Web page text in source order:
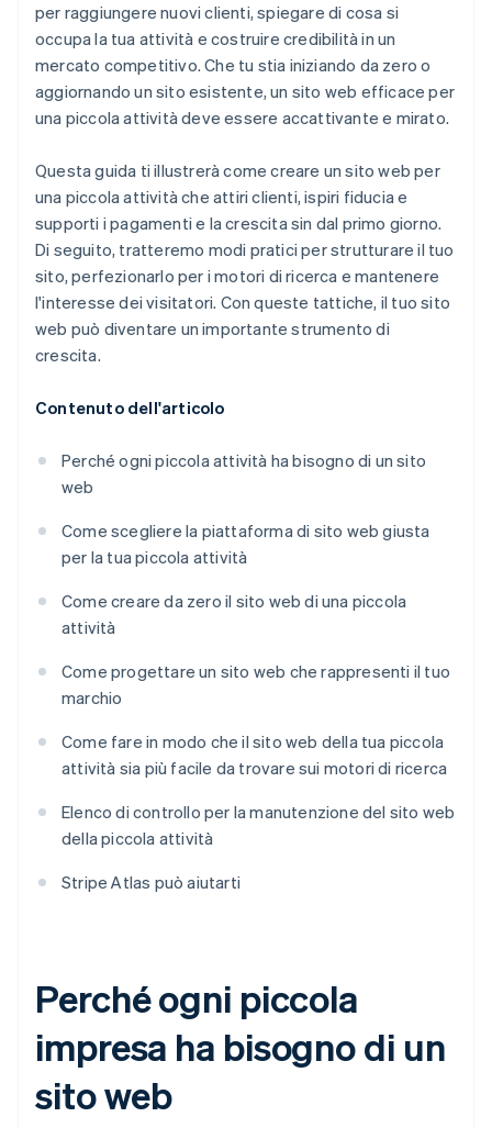
per raggiungere nuovi clienti, spiegare di cosa si
occupa la tua attività e costruire credibilità in un
mercato competitivo. Che tu stia iniziando da zero o
aggiornando un sito esistente, un sito web efficace per
una piccola attività deve essere accattivante e mirato.
Questa guida ti illustrerà come creare un sito web per
una piccola attività che attiri clienti, ispiri fiducia e
supporti i pagamenti e la crescita sin dal primo giorno.
Di seguito, tratteremo modi pratici per strutturare il tuo
sito, perfezionarlo per i motori di ricerca e mantenere
l'interesse dei visitatori. Con queste tattiche, il tuo sito
web può diventare un importante strumento di
crescita.
Contenuto dell'articolo
Perché ogni piccola attività ha bisogno di un sito
web
Come scegliere la piattaforma di sito web giusta
per la tua piccola attività
Come creare da zero il sito web di una piccola
attività
Come progettare un sito web che rappresenti il tuo
marchio
Come fare in modo che il sito web della tua piccola
attività sia più facile da trovare sui motori di ricerca
Elenco di controllo per la manutenzione del sito web
della piccola attività
Stripe Atlas può aiutarti
Perché ogni piccola
impresa ha bisogno di un
sito web